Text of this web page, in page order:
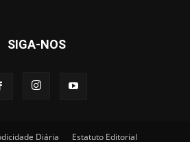
SIGA-NOS
Diária Estatuto Editorial